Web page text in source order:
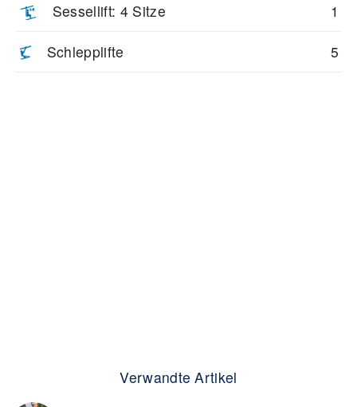
Sessellift: 4 Sitze 1
Schlepplifte 5
Verwandte Artikel